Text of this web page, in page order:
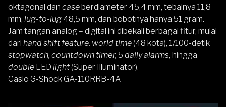
oktagonal dan caseberdiameter 45,4 mm, tebalnya 11,8
mm, lug-to-lug 48,5 mm, dan bobotnya hanya 51 gram.
Jam tangan analog – digital ini dibekali berbagai fitur, mulai
dari hand shift feature, world time(48 kota), 1/100-detik
stopwatch, countdown timer, 5 daily alarms, hingga
double LED light(Super Illuminator).
Casio G-Shock GA-110RRB-4A